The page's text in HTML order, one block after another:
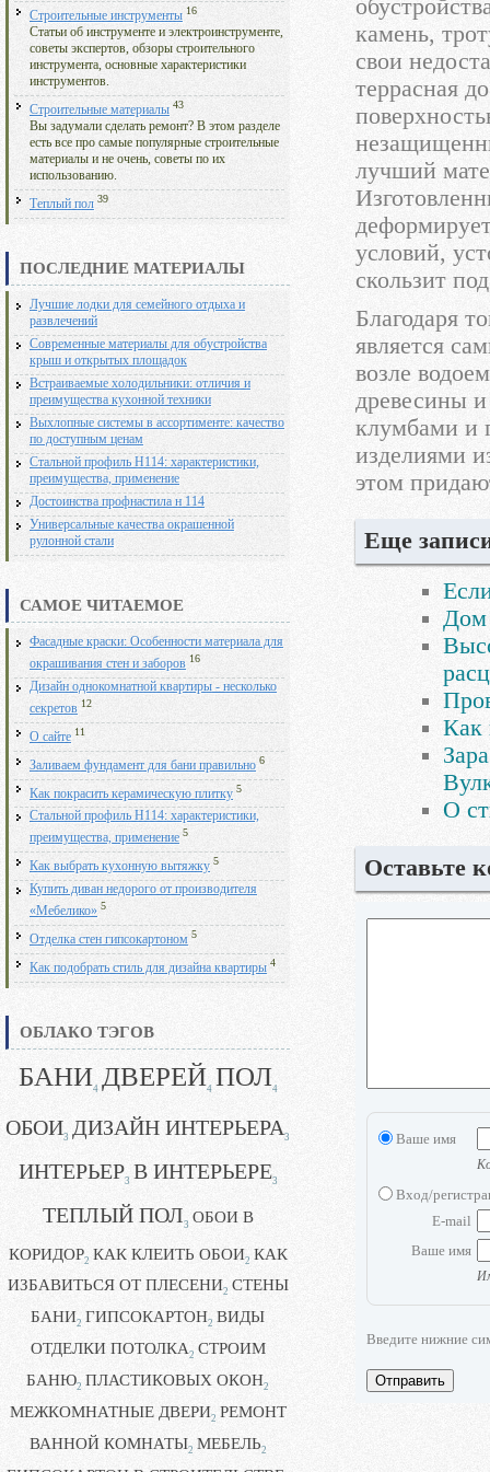
Строительные инструменты 16
Статьи об инструменте и электроинструменте,
советы экспертов, обзоры строительного
инструмента, основные характеристики
инструментов.
Строительные материалы 43
Вы задумали сделать ремонт? В этом разделе
есть все про самые популярные строительные
материалы и не очень, советы по их
использованию.
Теплый пол 39
ПОСЛЕДНИЕ МАТЕРИАЛЫ
Лучшие лодки для семейного отдыха и
развлечений
Современные материалы для обустройства
крыш и открытых площадок
Встраиваемые холодильники: отличия и
преимущества кухонной техники
Выхлопные системы в ассортименте: качество
по доступным ценам
Стальной профиль Н114: характеристики,
преимущества, применение
Достоинства профнастила н 114
Универсальные качества окрашенной
рулонной стали
САМОЕ ЧИТАЕМОЕ
Фасадные краски: Особенности материала для
окрашивания стен и заборов 16
Дизайн однокомнатной квартиры - несколько
секретов 12
О сайте 11
Заливаем фундамент для бани правильно 6
Как покрасить керамическую плитку 5
Стальной профиль Н114: характеристики,
преимущества, применение 5
Как выбрать кухонную вытяжку 5
Купить диван недорого от производителя
«Мебелико» 5
Отделка стен гипсокартоном 5
Как подобрать стиль для дизайна квартиры 4
ОБЛАКО ТЭГОВ
БАНИ4 ДВЕРЕЙ4 ПОЛ4
ОБОИ3 ДИЗАЙН ИНТЕРЬЕРА3
ИНТЕРЬЕР3 В ИНТЕРЬЕРЕ3
ТЕПЛЫЙ ПОЛ3 ОБОИ В
КОРИДОР2 КАК КЛЕИТЬ ОБОИ2 КАК
ИЗБАВИТЬСЯ ОТ ПЛЕСЕНИ2 СТЕНЫ
БАНИ2 ГИПСОКАРТОН2 ВИДЫ
ОТДЕЛКИ ПОТОЛКА2 СТРОИМ
БАНЮ2 ПЛАСТИКОВЫХ ОКОН2
МЕЖКОМНАТНЫЕ ДВЕРИ2 РЕМОНТ
ВАННОЙ КОМНАТЫ2 МЕБЕЛЬ2
камень,
свои
террасная
лучший
условий,
скользит
Благодаря
является
возле
древесины и
клумбами и
изделиями
этом
Еще
Дом
Как
О
Оставьте
Ваше имя
Вход/
E-mail
Ваше имя
Введите нижние
Отправить